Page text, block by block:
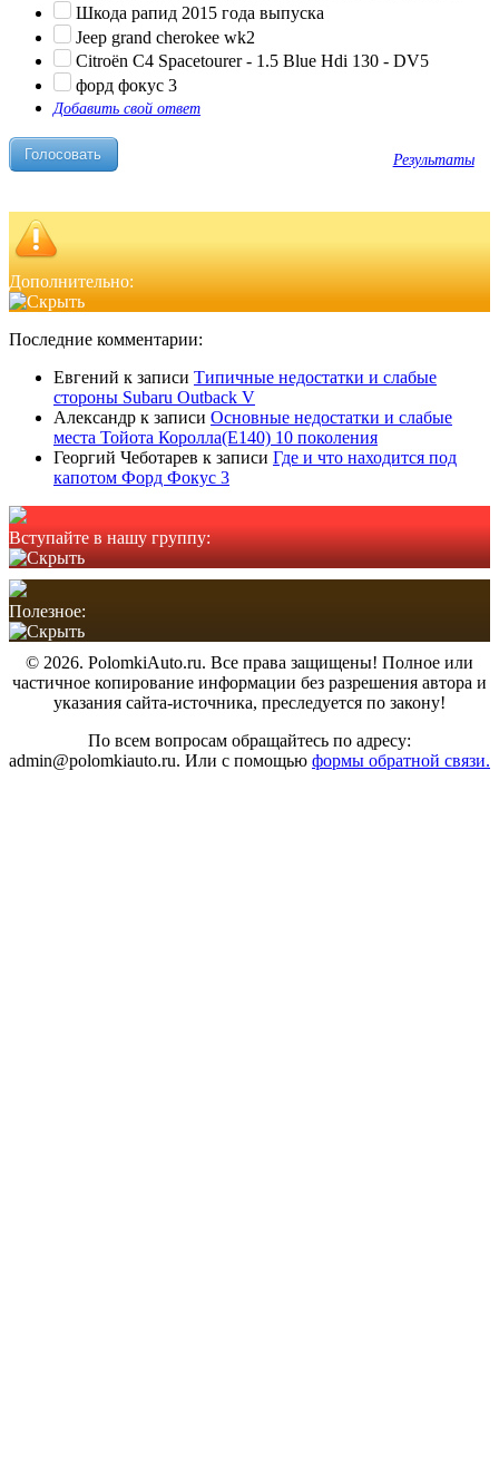
Шкода рапид 2015 года выпуска
Jeep grand cherokee wk2
Citroën C4 Spacetourer - 1.5 Blue Hdi 130 - DV5
форд фокус 3
Добавить свой ответ
Результаты
Дополнительно:
Последние комментарии:
Евгений к записи Типичные недостатки и слабые
стороны Subaru Outback V
Александр к записи Основные недостатки и слабые
места Тойота Королла(Е140) 10 поколения
Георгий Чеботарев к записи Где и что находится под
капотом Форд Фокус 3
Вступайте в нашу группу:
Полезное:
© 2026. PolomkiAuto.ru. Все права защищены! Полное или
частичное копирование информации без разрешения автора и
указания сайта-источника, преследуется по закону!
По всем вопросам обращайтесь по адресу:
admin@polomkiauto.ru. Или с помощью формы обратной связи.